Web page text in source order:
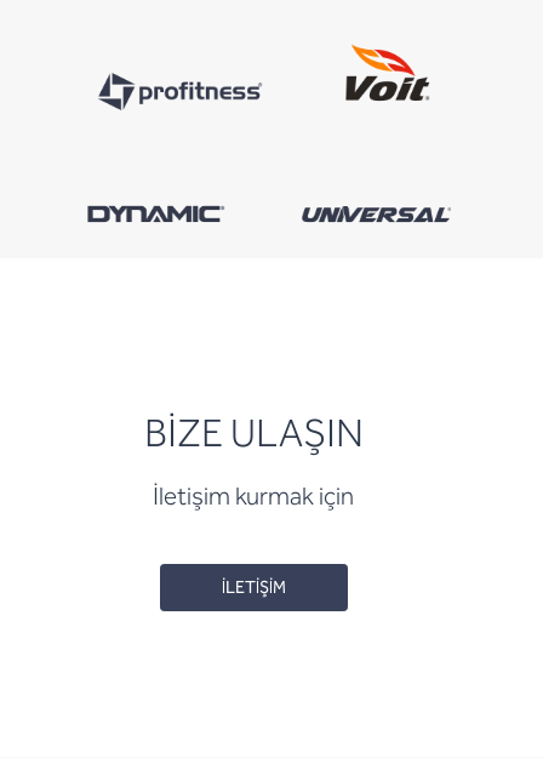
BİZE ULAŞIN
İletişim kurmak için
İLETİŞİM